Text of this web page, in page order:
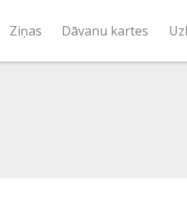
Ziņas Dāvanu kartes